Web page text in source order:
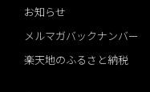
お知らせ
メルマガバックナンバー
楽天地のふるさと納税